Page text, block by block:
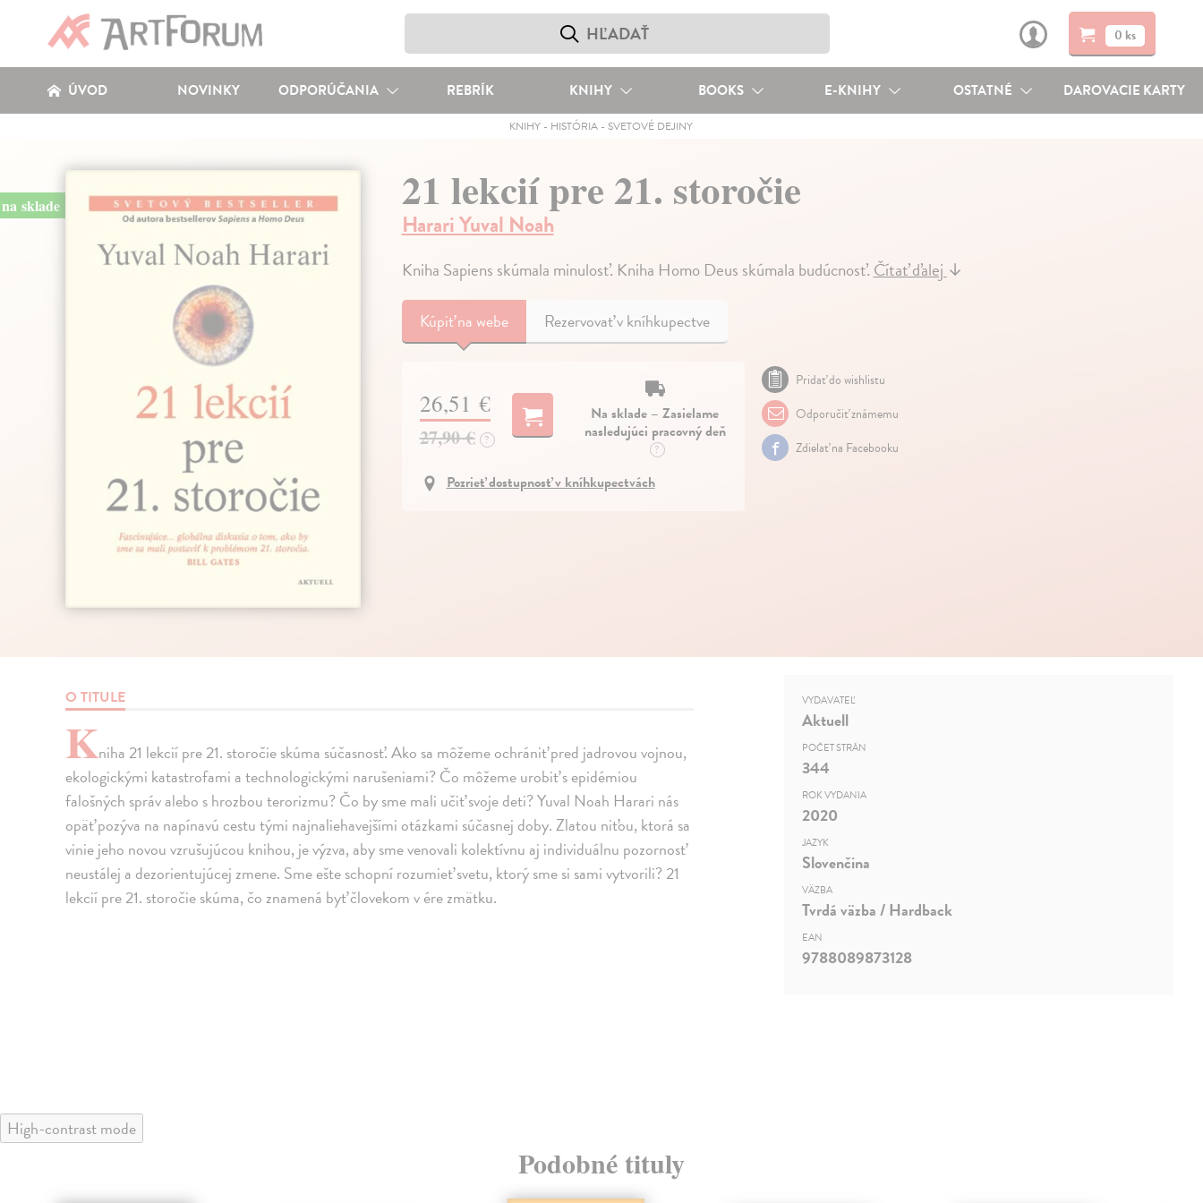
0 ks
ÚVOD NOVINKY ODPORÚČANIA REBRÍK KNIHY BOOKS E-KNIHY OSTATNÉ DAROVACIE KARTY
KNIHY - HISTÓRIA - SVETOVÉ DEJINY
na sklade 21 lekcií pre 21. storočie
Harari Yuval Noah
Kniha Sapiens skúmala minulosť. Kniha Homo Deus skúmala budúcnosť.Čítať ďalej↓
Kúpiťna webe Rezervovať v kníhkupectve
26,51 €
27,90 € ?
Na sklade – Zasielame
nasledujúci pracovný deň
?
Pozrieť dostupnosť v kníhkupectvách
Pridať do wishlistu
Odporučiť známemu
Zdielať na Facebooku
O TITULE
Kniha 21 lekcií pre 21. storočie skúma súčasnosť. Ako sa môžeme ochrániť pred jadrovou vojnou,
ekologickými katastrofami a technologickými narušeniami? Čo môžeme urobiť s epidémiou
falošných správ alebo s hrozbou terorizmu? Čo by sme mali učiť svoje deti? Yuval Noah Harari nás
opäť pozýva na napínavú cestu tými najnaliehavejšími otázkami súčasnej doby. Zlatou niťou, ktorá sa
vinie jeho novou vzrušujúcou knihou, je výzva, aby sme venovali kolektívnu aj individuálnu pozornosť
neustálej a dezorientujúcej zmene. Sme ešte schopní rozumieť svetu, ktorý sme si sami vytvorili? 21
lekcií pre 21. storočie skúma, čo znamená byť človekom v ére zmätku.
VYDAVATEĽ
Aktuell
POČET STRÁN
344
ROK VYDANIA
2020
JAZYK
Slovenčina
VÄZBA
Tvrdá väzba / Hardback
EAN
9788089873128
High-contrast mode
Podobné tituly